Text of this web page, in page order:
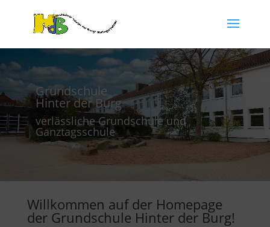
Grundschule
Hinter der Burg
verlässliche Grundschule und
Ganztagsschule
Willkommen auf der Homepage
der Grundschule Hinter der Burg!